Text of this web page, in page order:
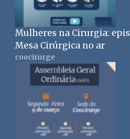
Mulheres na Cirurgia:
Mesa Cirúrgica no ar
coocirurge